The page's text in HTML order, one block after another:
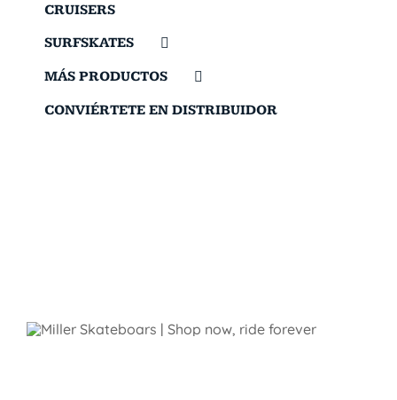
CRUISERS
SURFSKATES
MÁS PRODUCTOS
CONVIÉRTETE EN DISTRIBUIDOR